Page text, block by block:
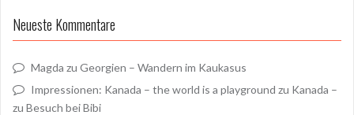
Neueste Kommentare
Magda zu Georgien – Wandern im Kaukasus
Impressionen: Kanada – the world is a playground zu Kanada –
zu Besuch bei Bibi